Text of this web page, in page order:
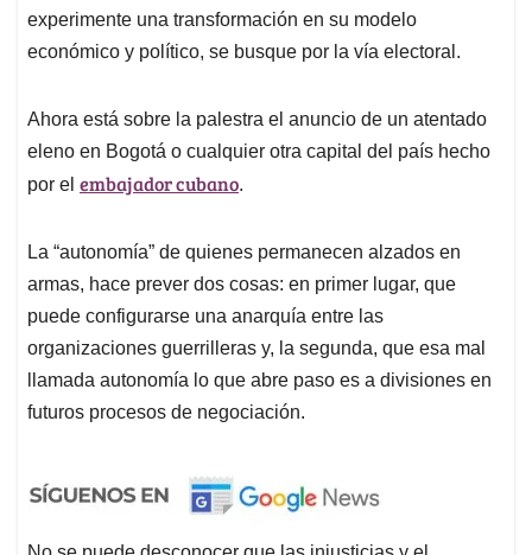
experimente una transformación en su modelo
económico y político, se busque por la vía electoral.
Ahora está sobre la palestra el anuncio de un atentado
eleno en Bogotá o cualquier otra capital del país hecho
por el embajador cubano.
La “autonomía” de quienes permanecen alzados en
armas, hace prever dos cosas: en primer lugar, que
puede configurarse una anarquía entre las
organizaciones guerrilleras y, la segunda, que esa mal
llamada autonomía lo que abre paso es a divisiones en
futuros procesos de negociación.